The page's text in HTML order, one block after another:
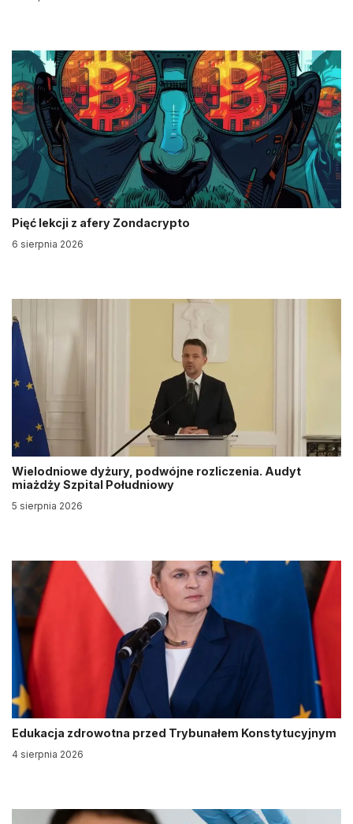
Pięć lekcji z afery Zondacrypto
6 sierpnia 2026
Wielodniowe dyżury, podwójne rozliczenia. Audyt
miażdży Szpital Południowy
5 sierpnia 2026
Edukacja zdrowotna przed Trybunałem Konstytucyjnym
4 sierpnia 2026